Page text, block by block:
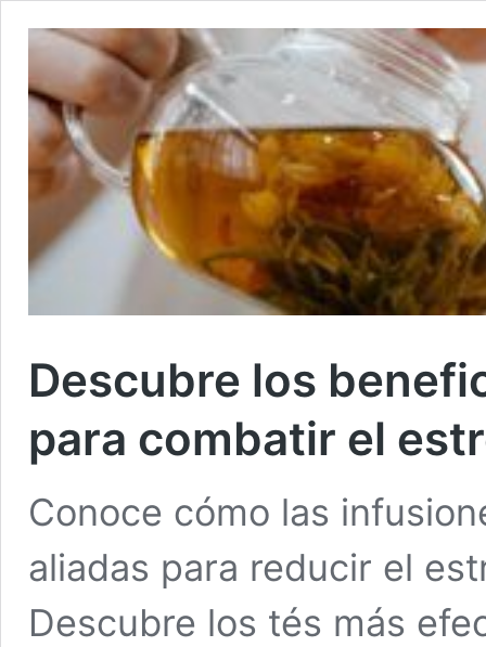
Descubre los
para combatir el
Conoce cómo las
aliadas para reducir el
Descubre los tés más